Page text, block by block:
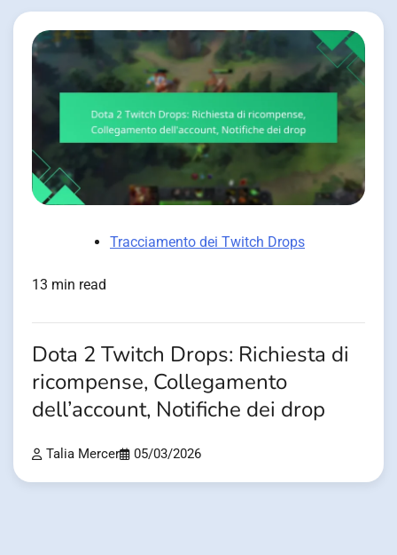
Tracciamento dei Twitch Drops
13 min read
Dota 2 Twitch Drops: Richiesta di
ricompense, Collegamento
dell’account, Notifiche dei drop
Talia Mercer 05/03/2026